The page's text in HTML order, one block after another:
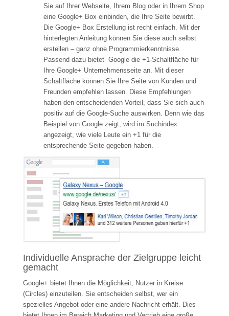
Sie auf Ihrer Webseite, Ihrem Blog oder in Ihrem Shop
eine Google+ Box einbinden, die Ihre Seite bewirbt.
Die Google+ Box Erstellung ist recht einfach. Mit der
hinterlegten Anleitung können Sie diese auch selbst
erstellen – ganz ohne Programmierkenntnisse.
Passend dazu bietet Google die +1-Schaltfläche für
Ihre Google+ Unternehmensseite an. Mit dieser
Schaltfläche können Sie Ihre Seite von Kunden und
Freunden empfehlen lassen. Diese Empfehlungen
haben den entscheidenden Vorteil, dass Sie sich auch
positiv auf die Google-Suche auswirken. Denn wie das
Beispiel von Google zeigt, wird im Suchindex
angezeigt, wie viele Leute ein +1 für die
entsprechende Seite gegeben haben.
Individuelle Ansprache der Zielgruppe leicht
gemacht
Google+ bietet Ihnen die Möglichkeit, Nutzer in Kreise
(Circles) einzuteilen. Sie entscheiden selbst, wer ein
spezielles Angebot oder eine andere Nachricht erhält. Dies